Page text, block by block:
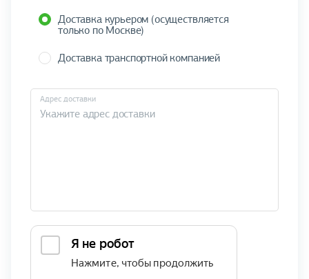
Доставка курьером (осуществляется
только по Москве)
Доставка транспортной компанией
Адрес доставки